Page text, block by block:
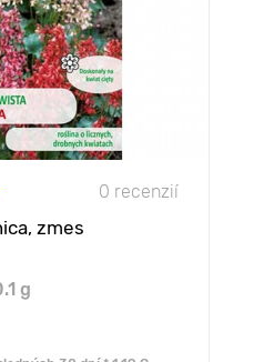
0 recenzií
zmes
g